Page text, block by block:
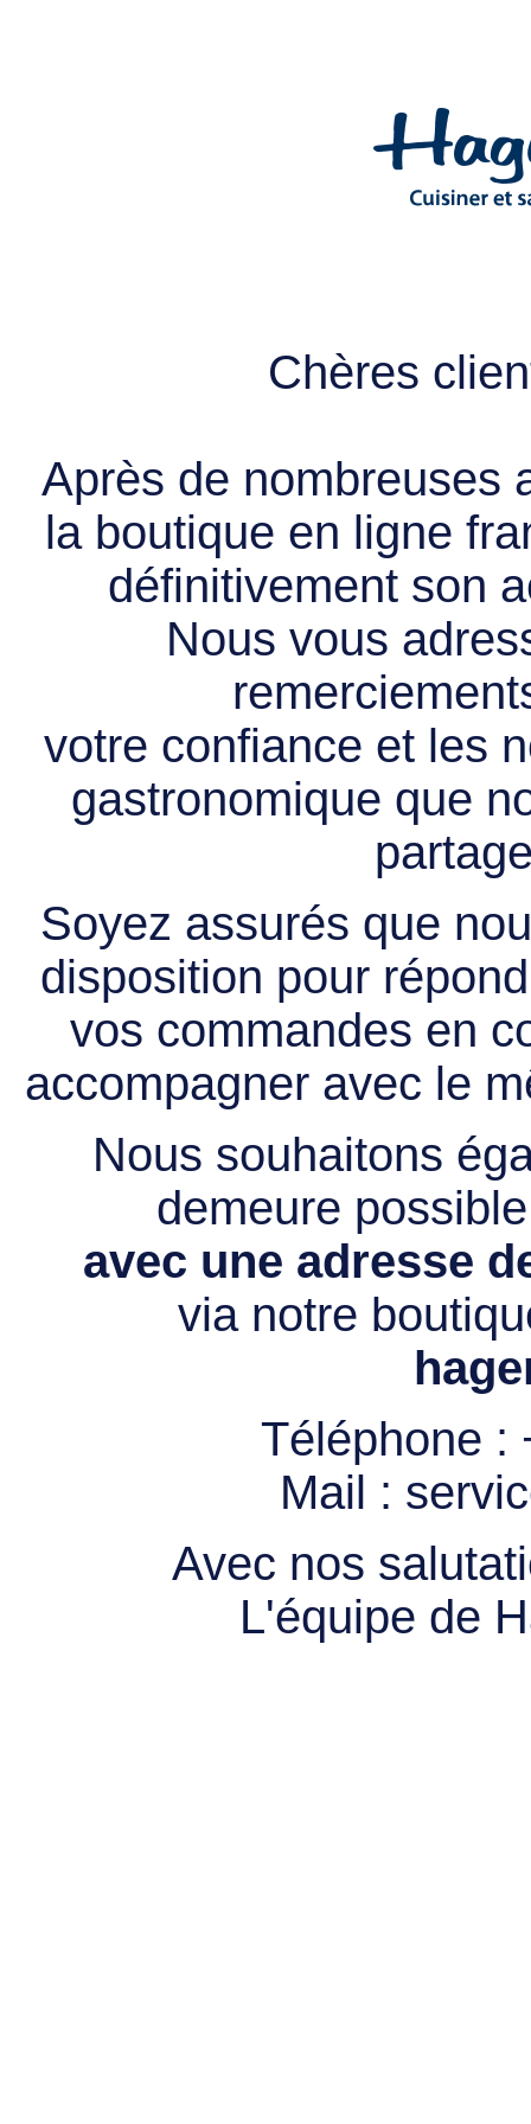
Chères
Après de nombreuses
la boutique en ligne
définitivement son
Nous vous
votre confiance et les
gastronomique que
Soyez assurés que
disposition pour
vos commandes en
accompagner avec le
Nous souhaitons
demeure
avec une adresse
via notre
Téléphone :
Mail :
Avec nos
L'équipe de